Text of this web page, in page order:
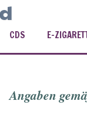
CDS E-
Angaben